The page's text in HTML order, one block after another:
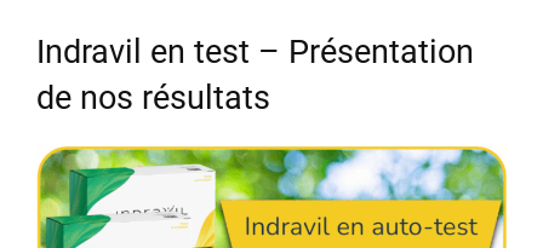
Indravil en test – Présentation
de nos résultats